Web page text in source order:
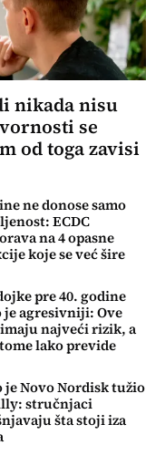
nikada nisu
se
od toga zavisi
ne donose samo
ECDC
na 4 opasne
koje se već šire
pre 40. godine
je agresivniji: Ove
najveći rizik, a
lako previde
je Novo Nordisk tužio
stručnjaci
šta stoji iza